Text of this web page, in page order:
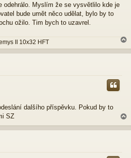
odehrálo. Myslím že se vysvětlilo kde je
bude umět něco udělat, bylo by to
ožilo. Tim bych to uzavrel.
II 10x32 HFT
a
h
dalšího příspěvku. Pokud by to
SZ
a
h